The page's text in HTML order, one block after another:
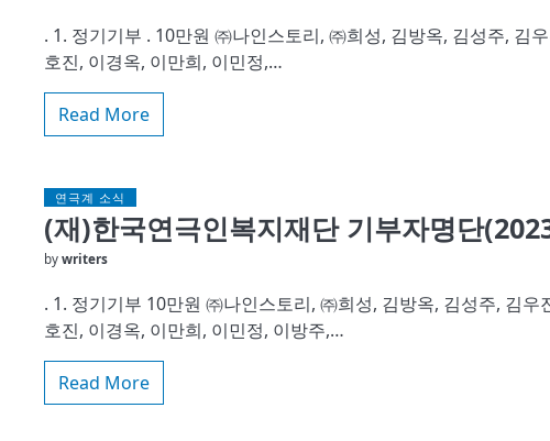
. 1. 정기기부 . 10만원 ㈜나인스토리, ㈜희성, 김방옥, 김성주, 김
호진, 이경옥, 이만희, 이민정,…
Read More
연극계 소식
(재)한국연극인복지재단 기부자명단
by writers
. 1. 정기기부 10만원 ㈜나인스토리, ㈜희성, 김방옥, 김성주, 김
호진, 이경옥, 이만희, 이민정, 이방주,…
Read More